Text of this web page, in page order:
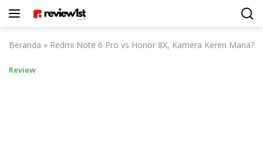
Beranda » Redmi Note 6 Pro vs Honor 8X, Kamera Keren Mana?
Review